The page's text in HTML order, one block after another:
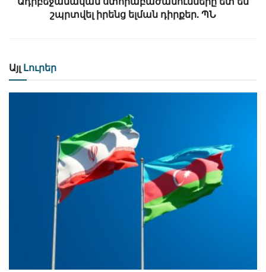
շպրտվել իրենց ելման դիրքեր. ՊՆ
Այլ Լուրեր